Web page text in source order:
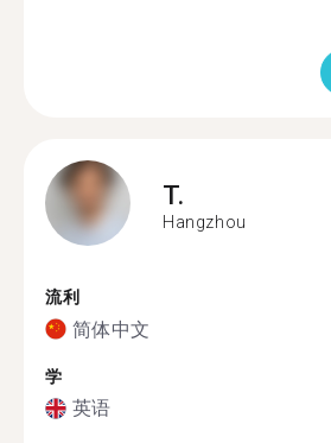
T.
Hangzhou
流利
简体中文
学
英语